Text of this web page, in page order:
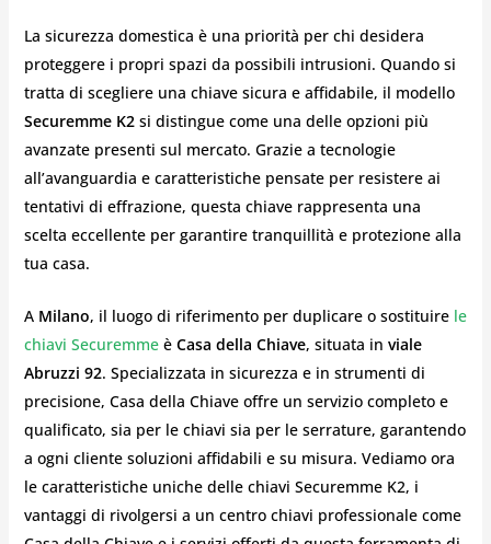
La sicurezza domestica è una priorità per chi desidera
proteggere i propri spazi da possibili intrusioni. Quando si
tratta di scegliere una chiave sicura e affidabile, il modello
Securemme K2si distingue come una delle opzioni più
avanzate presenti sul mercato. Grazie a tecnologie
all’avanguardia e caratteristiche pensate per resistere ai
tentativi di effrazione, questa chiave rappresenta una
scelta eccellente per garantire tranquillità e protezione alla
tua casa.
A Milano, il luogo di riferimento per duplicare o sostituire le
chiavi Securemmeè Casa della Chiave, situata in viale
Abruzzi 92. Specializzata in sicurezza e in strumenti di
precisione, Casa della Chiave offre un servizio completo e
qualificato, sia per le chiavi sia per le serrature, garantendo
a ogni cliente soluzioni affidabili e su misura. Vediamo ora
le caratteristiche uniche delle chiavi Securemme K2, i
vantaggi di rivolgersi a un centro chiavi professionale come